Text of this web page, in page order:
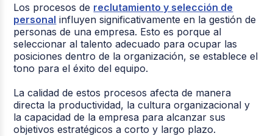
Los procesos de reclutamiento y selección de
personal influyen significativamente en la gestión de
personas de una empresa. Esto es porque al
seleccionar al talento adecuado para ocupar las
posiciones dentro de la organización, se establece el
tono para el éxito del equipo.
La calidad de estos procesos afecta de manera
directa la productividad, la cultura organizacional y
la capacidad de la empresa para alcanzar sus
objetivos estratégicos a corto y largo plazo.